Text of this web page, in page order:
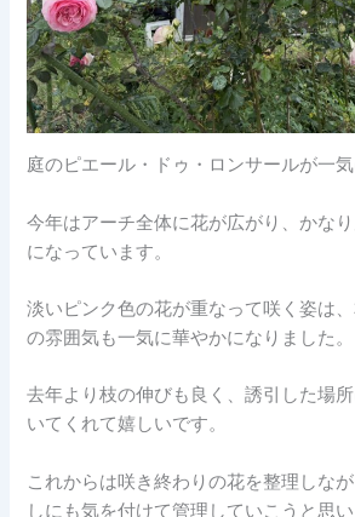
庭のピエール・ドゥ・ロンサールが一気
今年はアーチ全体に花が広がり、かな
になっています。
淡いピンク色の花が重なって咲く姿は
の雰囲気も一気に華やかになりました。
去年より枝の伸びも良く、誘引した場
いてくれて嬉しいです。
これからは咲き終わりの花を整理しな
しにも気を付けて管理していこうと思い